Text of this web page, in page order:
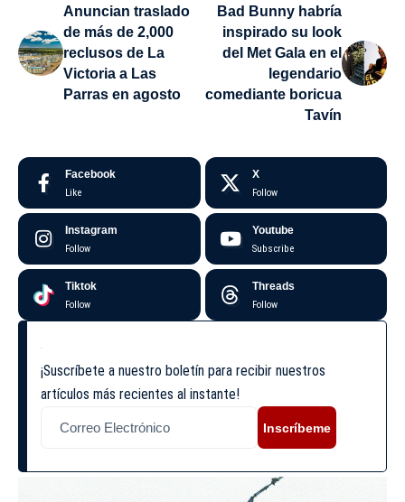
Anuncian traslado
de más de 2,000
reclusos de La
Victoria a Las
Parras en agosto
Bad Bunny habría
inspirado su look
del Met Gala en el
legendario
comediante boricua
Tavín
Facebook
Like
X
Follow
Instagram
Follow
Youtube
Subscribe
Tiktok
Follow
Threads
Follow
¡Suscríbete a nuestro boletín para recibir nuestros
artículos más recientes al instante!
Inscríbeme